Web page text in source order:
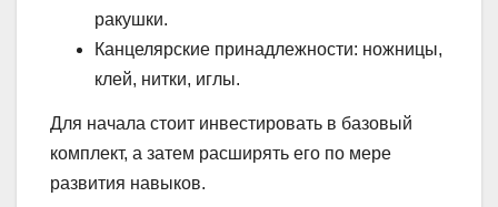
ракушки.
Канцелярские принадлежности: ножницы,
клей, нитки, иглы.
Для начала стоит инвестировать в базовый
комплект, а затем расширять его по мере
развития навыков.